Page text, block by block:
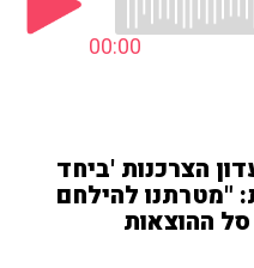
00:00
הצרכנות 'ביחד
"מטרתנו להילחם
ההוצאות